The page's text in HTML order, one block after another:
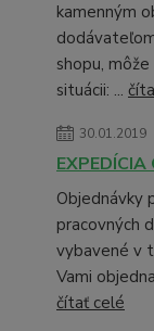
kamenným
shopu,
situácii: ...
30.01.2019
EXPEDÍCIA
Objednávky
pracovných
vybavené v
Vami
čítať celé